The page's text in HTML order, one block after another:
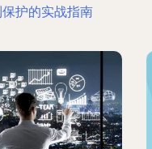
护的实战指南